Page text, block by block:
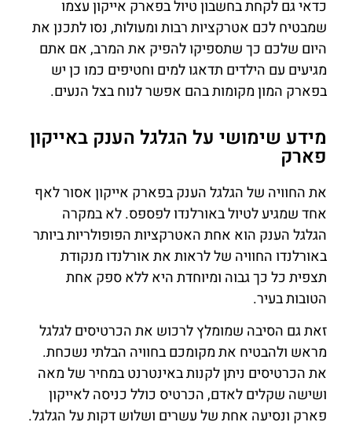
כדאי גם לקחת בחשבון טיול בפארק אייקון עצמו
שמבטיח לכם אטרקציות רבות ומעולות, נסו לתכנן את
היום שלכם כך שתספיקו להפיק את המרב, אם אתם
מגיעים עם הילדים תדאגו למים וחטיפים כמו כן יש
בפארק המון מקומות בהם אפשר לנוח בצל הנעים.
מידע שימושי על הגלגל הענק באייקון
פארק
את החוויה של הגלגל הענק בפארק אייקון אסור לאף
אחד שמגיע לטיול באורלנדו לפספס. לא במקרה
הגלגל הענק הוא אחת האטרקציות הפופולריות ביותר
באורלנדו החוויה של לראות את אורלנדו מנקודת
תצפית כל כך גבוה ומיוחדת היא ללא ספק אחת
הטובות בעיר.
זאת גם הסיבה שמומלץ לרכוש את הכרטיסים לגלגל
מראש ולהבטיח את מקומכם בחוויה הבלתי נשכחת.
את הכרטיסים ניתן לקנות באינטרנט במחיר של מאה
ושישה שקלים לאדם, הכרטיס כולל כניסה לאייקון
פארק ונסיעה אחת של עשרים ושלוש דקות על הגלגל.